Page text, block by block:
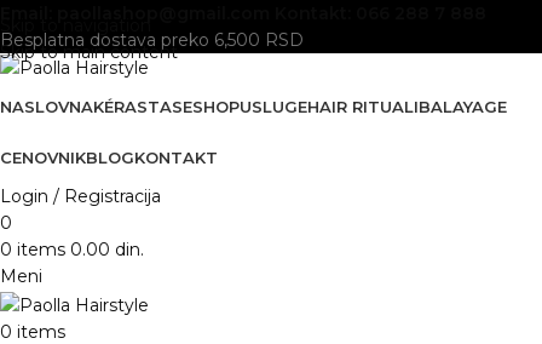
Skip to main content
Besplatna dostava preko 6,500 RSD
NASLOVNAKÉRASTASESHOPUSLUGEHAIR RITUALIBALAYAGE
CENOVNIKBLOGKONTAKT
Login / Registracija
0
0 items 0.00 din.
Meni
0 items